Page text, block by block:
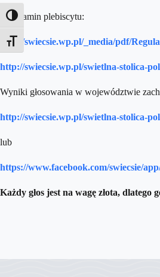
Toggle High Contrast
Toggle Font size
Regulamin plebiscytu:
http://swiecsie.wp.pl/_media/pdf/
http://swiecsie.wp.pl/swietlna-stolica-
Wyniki głosowania w województwie
http://swiecsie.wp.pl/swietlna-stolica-
lub
https://www.facebook.com/swiecsie/
Każdy głos jest na wagę złota, dlatego